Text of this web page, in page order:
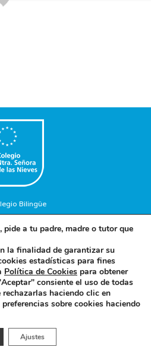
Bilingüe
Reservados.
web BRAND IN HEAVEN
pide a tu padre, madre o tutor que
la finalidad de garantizar su
estadísticas para fines
Política de Cookies para obtener
consiente el uso de todas
haciendo clic en
sobre cookies haciendo
Ajustes